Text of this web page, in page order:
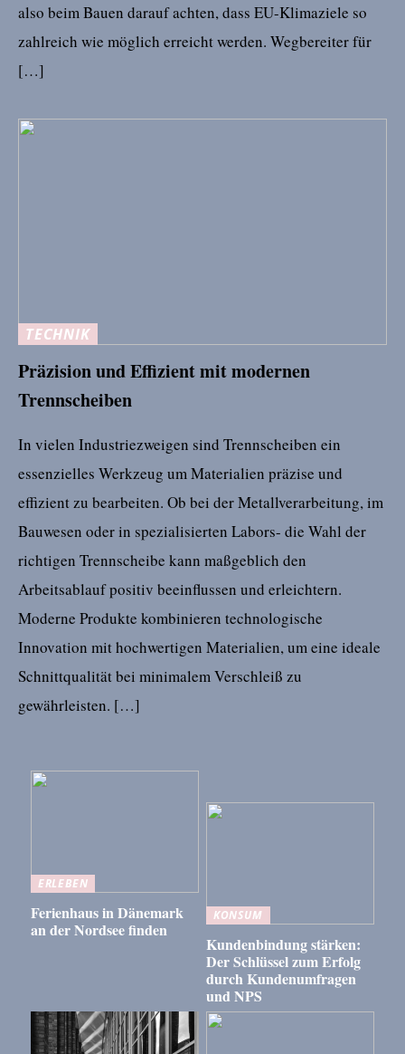
also beim Bauen darauf achten, dass EU-Klimaziele so
zahlreich wie möglich erreicht werden. Wegbereiter für
[…]
TECHNIK
Präzision und Effizient mit modernen
Trennscheiben
In vielen Industriezweigen sind Trennscheiben ein
essenzielles Werkzeug um Materialien präzise und
effizient zu bearbeiten. Ob bei der Metallverarbeitung, im
Bauwesen oder in spezialisierten Labors- die Wahl der
richtigen Trennscheibe kann maßgeblich den
Arbeitsablauf positiv beeinflussen und erleichtern.
Moderne Produkte kombinieren technologische
Innovation mit hochwertigen Materialien, um eine ideale
Schnittqualität bei minimalem Verschleiß zu
gewährleisten. […]
ERLEBEN
Ferienhaus in Dänemark
an der Nordsee finden
KONSUM
Kundenbindung stärken:
Der Schlüssel zum Erfolg
durch Kundenumfragen
und NPS